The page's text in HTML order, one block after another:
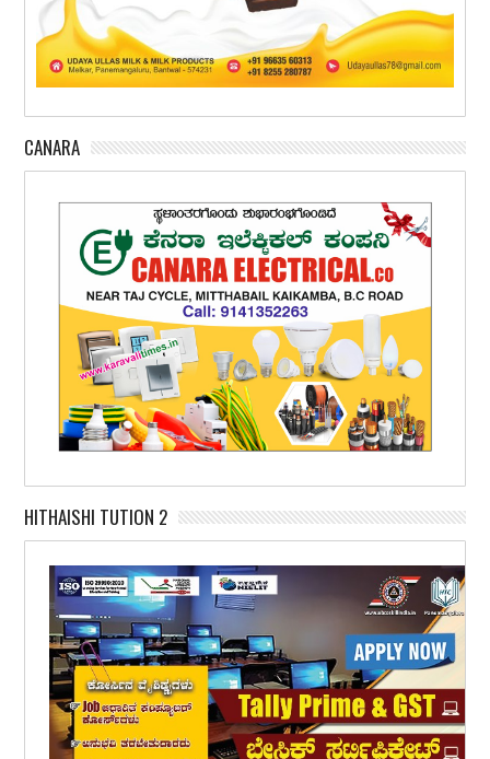
CANARA
HITHAISHI TUTION 2